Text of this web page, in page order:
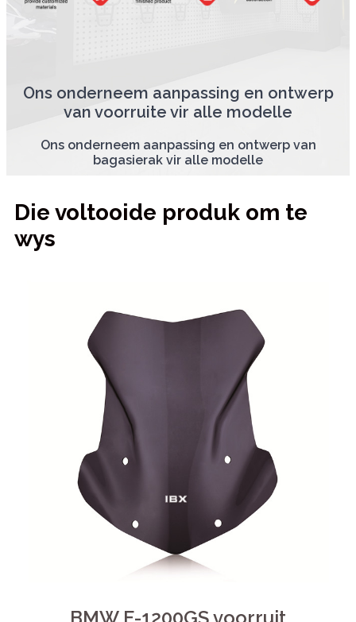
Ons onderneem aanpassing en ontwerp
van voorruite vir alle modelle
Ons onderneem aanpassing en ontwerp van
bagasierak vir alle modelle
Die voltooide produk om te
wys